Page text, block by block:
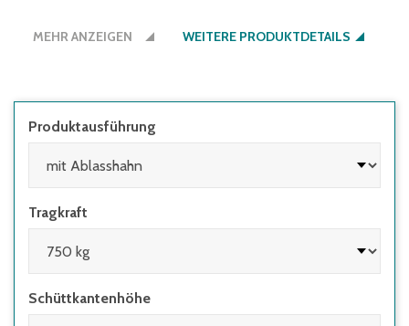
Untergestell aus 3 mm starken Kantprofilen
Zentralbremssystem serienmäßig an den
Lenkrollen, Raddurchmesser 200 mm
die Ausführung mit Ablasshahn inkl. Sieb
ermöglicht das Trennen von Flüssigkeiten
MEHR ANZEIGEN WEITERE PRODUKTDETAILS
Produktausführung
Tragkraft
Schüttkantenhöhe